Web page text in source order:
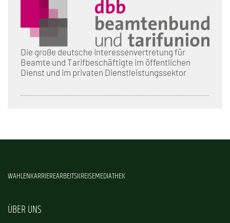
Die große deutsche Interessenvertretung für
Beamte und Tarifbeschäftigte im öffentlichen
Dienst und im privaten Dienstleistungssektor
WAHLENKARRIEREARBEITSKREISEMEDIATHEK
ÜBER UNS